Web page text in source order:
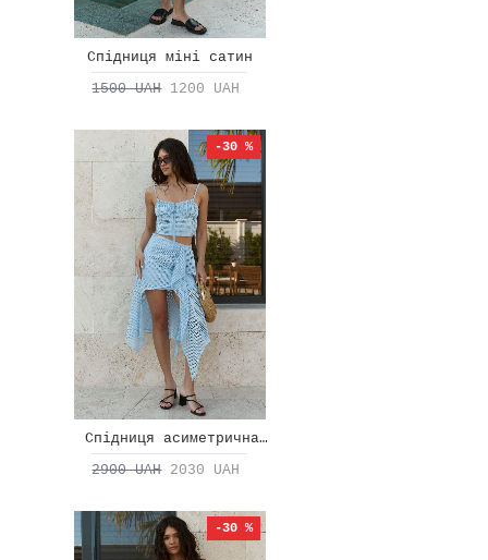
Спідниця міні сатин
1500 UAH 1200 UAH
-30 %
Спідниця асиметрична мереживо
2900 UAH 2030 UAH
-30 %